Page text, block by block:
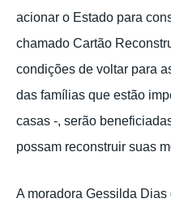
acionar o Estado para
chamado Cartão
condições de voltar para
das famílias que estão
casas -, serão
possam reconstruir suas
A moradora Gessilda